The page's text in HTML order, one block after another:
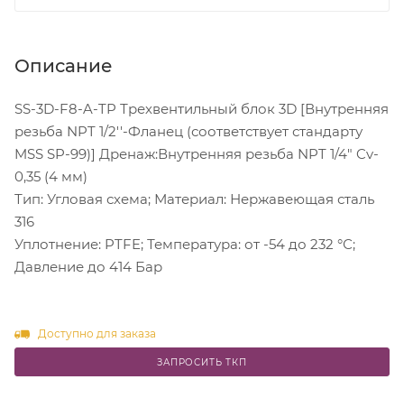
Описание
SS-3D-F8-A-TP Трехвентильный блок 3D [Внутренняя
резьба NPT 1/2''-Фланец (соответствует стандарту
MSS SP-99)] Дренаж:Внутренняя резьба NPT 1/4" Cv-
0,35 (4 мм)
Тип: Угловая схема; Материал: Нержавеющая сталь
316
Уплотнение: PTFE; Температура: от -54 до 232 °С;
Давление до 414 Бар
Доступно для заказа
ЗАПРОСИТЬ ТКП